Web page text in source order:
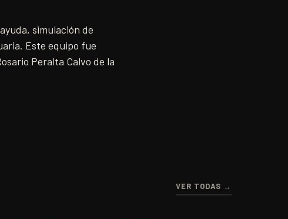
simulación de
Este equipo fue
Peralta Calvo de la
VER TODAS →